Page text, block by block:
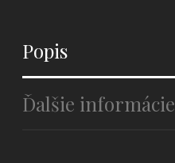
Popis
Ďalšie informácie